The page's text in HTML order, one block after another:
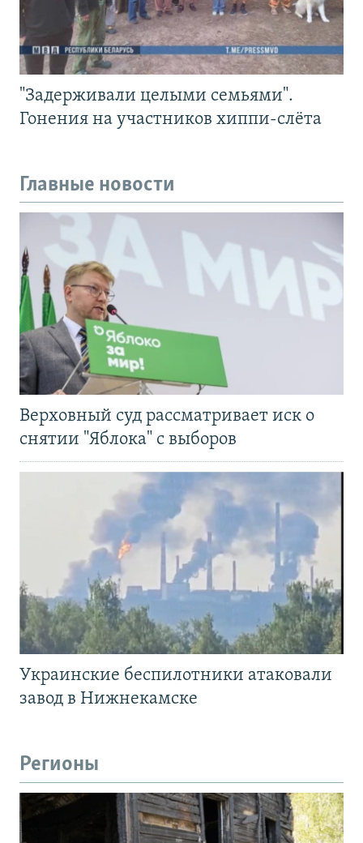
"Задерживали целыми семьями".
Гонения на участников хиппи-слёта
Главные новости
Верховный суд рассматривает иск о
снятии "Яблока" с выборов
Украинские беспилотники атаковали
завод в Нижнекамске
Регионы